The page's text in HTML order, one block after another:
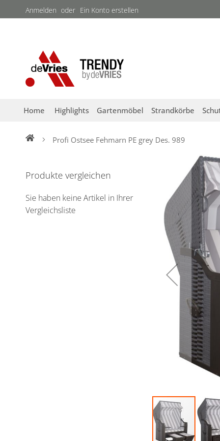
Direkt
zum
Anmelden Ein Konto erstellen
Home Highlights Gartenmöbel Strandkörbe
Profi Ostsee Fehmarn PE grey Des. 989
Bildergalerie
springen
Produkte vergleichen
Sie haben keine Artikel in Ihrer
Vergleichsliste